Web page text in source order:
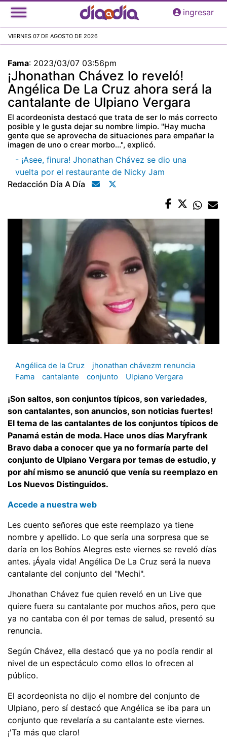
Pasar
al
principal
ingresar
VIERNES 07 DE AGOSTO DE 2026
Fama: 2023/03/07 03:56pm
¡Jhonathan Chávez lo reveló!
Angélica De La Cruz ahora será la
cantalante de Ulpiano Vergara
El acordeonista destacó que trata de ser lo más correcto
posible y le gusta dejar su nombre limpio. "Hay mucha
gente que se aprovecha de situaciones para empañar la
imagen de uno o crear morbo...", explicó.
- ¡Asee, finura! Jhonathan Chávez se dio una
vuelta por el restaurante de Nicky Jam
Redacción Día A Día
Angélica de la Cruz
jhonathan chávezm renuncia
Fama
cantalante conjunto Ulpiano Vergara
¡Son saltos, son conjuntos típicos, son variedades,
son cantalantes, son anuncios, son noticias fuertes!
El tema de las cantalantes de los conjuntos típicos de
Panamá están de moda. Hace unos días Maryfrank
Bravo daba a conocer que ya no formaría parte del
conjunto de Ulpiano Vergara por temas de estudio, y
por ahí mismo se anunció que venía su reemplazo en
Los Nuevos Distinguidos.
Accede a nuestra web
Les cuento señores que este reemplazo ya tiene
nombre y apellido. Lo que sería una sorpresa que se
daría en los Bohíos Alegres este viernes se reveló días
antes. ¡Áyala vida! Angélica De La Cruz será la nueva
cantalante del conjunto del "Mechi".
Jhonathan Chávez fue quien reveló en un Live que
quiere fuera su cantalante por muchos años, pero que
ya no cantaba con él por temas de salud, presentó su
renuncia.
Según Chávez, ella destacó que ya no podía rendir al
nivel de un espectáculo como ellos lo ofrecen al
público.
El acordeonista no dijo el nombre del conjunto de
Ulpiano, pero sí destacó que Angélica se iba para un
conjunto que revelaría a su cantalante este viernes.
¡'Ta más que claro!